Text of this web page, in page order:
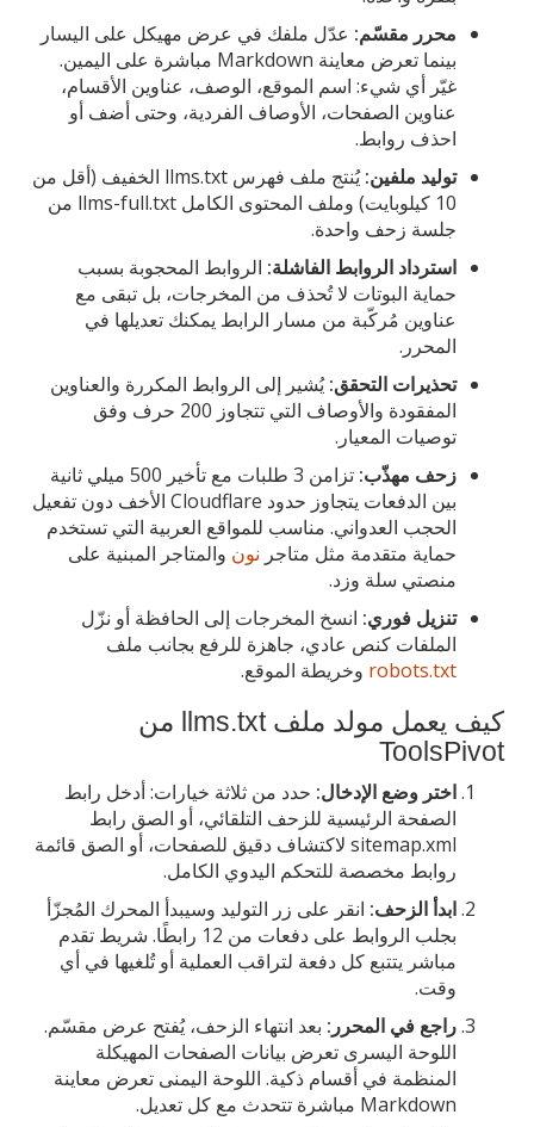
محرر مقسّم: عدّل ملفك في عرض مهيكل على اليسار
بينما تعرض معاينة Markdown مباشرة على اليمين.
غيّر أي شيء: اسم الموقع، الوصف، عناوين الأقسام،
عناوين الصفحات، الأوصاف الفردية، وحتى أضف أو
احذف روابط.
توليد ملفين:
يُنتج ملف فهرس llms.txt الخفيف (أقل من
10 كيلوبايت) وملف المحتوى الكامل llms-full.txt من
جلسة زحف واحدة.
استرداد الروابط الفاشلة: الروابط المحجوبة بسبب
حماية البوتات لا تُحذف من المخرجات، بل تبقى مع
عناوين مُركّبة من مسار الرابط يمكنك تعديلها في
المحرر.
تحذيرات التحقق:يُشير إلى الروابط المكررة والعناوين
المفقودة والأوصاف التي تتجاوز 200 حرف وفق
توصيات المعيار.
زحف مهذّب:
تزامن 3 طلبات مع تأخير 500 ميلي ثانية
بين الدفعات يتجاوز حدود Cloudflare الأخف دون تفعيل
الحجب العدواني. مناسب للمواقع العربية التي تستخدم
حماية متقدمة مثل متاجر نون والمتاجر المبنية على
منصتي سلة وزد.
تنزيل فوري: انسخ المخرجات إلى الحافظة أو نزّل
الملفات كنص عادي، جاهزة للرفع بجانب ملف
robots.txt وخريطة الموقع.
كيف يعمل مولد ملف llms.txt من
ToolsPivot
اختر وضع الإدخال: حدد من ثلاثة خيارات: أدخل رابط
الصفحة الرئيسية للزحف التلقائي، أو الصق رابط
sitemap.xml لاكتشاف دقيق للصفحات، أو الصق قائمة
روابط مخصصة للتحكم اليدوي الكامل.
ابدأ الزحف: انقر على زر التوليد وسيبدأ المحرك المُجزّأ
بجلب الروابط على دفعات من 12 رابطًا. شريط تقدم
مباشر يتتبع كل دفعة لتراقب العملية أو تُلغيها في أي
وقت.
راجع في المحرر: بعد انتهاء الزحف، يُفتح عرض مقسّم.
اللوحة اليسرى تعرض بيانات الصفحات المهيكلة
المنظمة في أقسام ذكية. اللوحة اليمنى تعرض معاينة
Markdown مباشرة تتحدث مع كل تعديل.